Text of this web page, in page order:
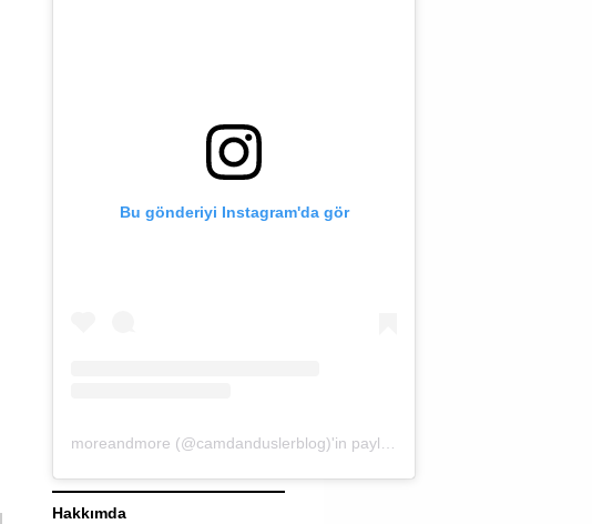
Bu gönderiyi Instagram'da gör
Hakkımda